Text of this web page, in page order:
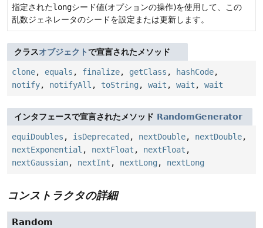
指定されたlongシード値(オプションの操作)を使用して、この
乱数ジェネレータのシードを設定または更新します。
クラスオブジェクトで宣言されたメソッド
clone, equals , finalize, getClass , hashCode,
notify, notifyAll , toString , wait , wait , wait
インタフェースで宣言されたメソッド RandomGenerator
equiDoubles , isDeprecated , nextDouble, nextDouble,
nextExponential , nextFloat , nextFloat ,
nextGaussian, nextInt , nextLong , nextLong
コンストラクタの詳細
Random